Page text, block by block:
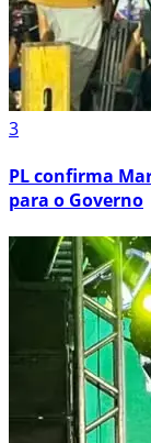
3
PL confirma
para o Governo